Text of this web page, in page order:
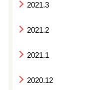
2021.3
2021.2
2021.1
2020.12